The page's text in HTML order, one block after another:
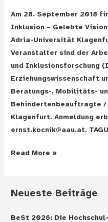
Am 28. September 2018
Inklusion – Gelebte
Adria-Universität
Veranstalter sind der
und Inklusionsforschung
Erziehungswissenschaft
Beratungs-, Mobilitäts-
Behindertenbeauftragte
Klagenfurt. Anmeldung
ernst.kocnik@aau.at.
ALLES
Gelebte
oder
Read More »
Neueste Beiträge
BeSt 2026: Die